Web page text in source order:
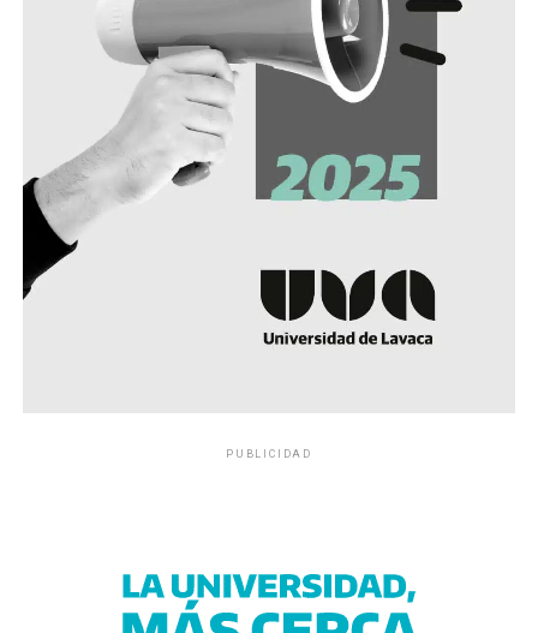
PUBLICIDAD